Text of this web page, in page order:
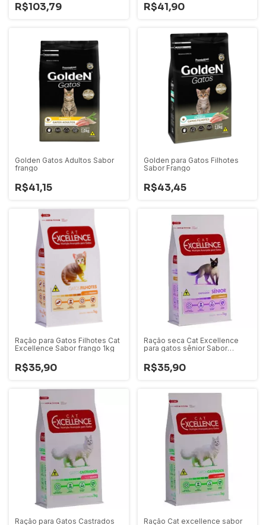
R$103,79 R$41,90
Golden Gatos Adultos Sabor
frango
R$41,15
Golden para Gatos Filhotes
Sabor Frango
R$43,45
Ração para Gatos Filhotes Cat
Excellence Sabor frango 1kg
R$35,90
Ração seca Cat Excellence
para gatos sênior Sabor
R$35,90
Ração para Gatos Castrados
Ração Cat excellence sabor